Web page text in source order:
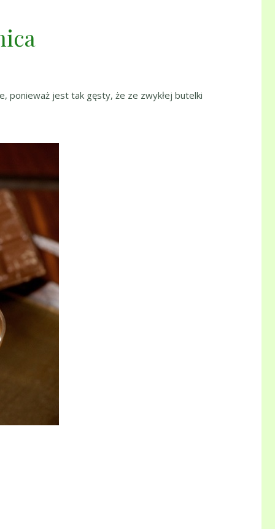
ponieważ jest tak gęsty, że ze zwykłej butelki